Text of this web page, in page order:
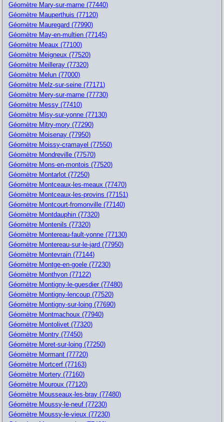
Géomètre Mary-sur-marne (77440)
Géomètre Mauperthuis (77120)
Géomètre Mauregard (77990)
Géomètre May-en-multien (77145)
Géomètre Meaux (77100)
Géomètre Meigneux (77520)
Géomètre Meilleray (77320)
Géomètre Melun (77000)
Géomètre Melz-sur-seine (77171)
Géomètre Mery-sur-marne (77730)
Géomètre Messy (77410)
Géomètre Misy-sur-yonne (77130)
Géomètre Mitry-mory (77290)
Géomètre Moisenay (77950)
Géomètre Moissy-cramayel (77550)
Géomètre Mondreville (77570)
Géomètre Mons-en-montois (77520)
Géomètre Montarlot (77250)
Géomètre Montceaux-les-meaux (77470)
Géomètre Montceaux-les-provins (77151)
Géomètre Montcourt-fromonville (77140)
Géomètre Montdauphin (77320)
Géomètre Montenils (77320)
Géomètre Montereau-fault-yonne (77130)
Géomètre Montereau-sur-le-jard (77950)
Géomètre Montevrain (77144)
Géomètre Montge-en-goele (77230)
Géomètre Monthyon (77122)
Géomètre Montigny-le-guesdier (77480)
Géomètre Montigny-lencoup (77520)
Géomètre Montigny-sur-loing (77690)
Géomètre Montmachoux (77940)
Géomètre Montolivet (77320)
Géomètre Montry (77450)
Géomètre Moret-sur-loing (77250)
Géomètre Mormant (77720)
Géomètre Mortcerf (77163)
Géomètre Mortery (77160)
Géomètre Mouroux (77120)
Géomètre Mousseaux-les-bray (77480)
Géomètre Moussy-le-neuf (77230)
Géomètre Moussy-le-vieux (77230)